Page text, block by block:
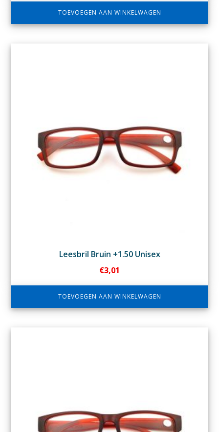
TOEVOEGEN AAN WINKELWAGEN
Leesbril Bruin +1.50 Unisex
€3,01
TOEVOEGEN AAN WINKELWAGEN